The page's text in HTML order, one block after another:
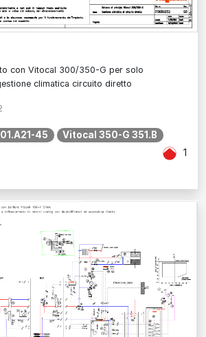
con Vitocal 300/350-G per solo
climatica circuito diretto
45 Vitocal 350-G 351.B
1